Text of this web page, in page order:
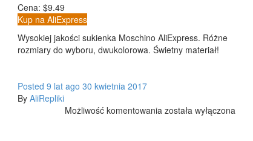
Cena: $9.49
Kup na AliExpress
Wysokiej jakości sukienka Moschino AliExpress. Różne
rozmiary do wyboru, dwukolorowa. Świetny materiał!
Posted 9 lat ago 30 kwietnia 2017
By AliRepliki
Możliwość komentowania SUKIENKA
została wyłączona